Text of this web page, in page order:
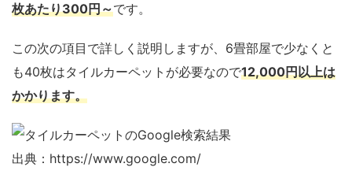
枚あたり300円～です。
この次の項目で詳しく説明しますが、6畳部屋で少なくと
も40枚はタイルカーペットが必要なので12,000円以上は
かかります。
出典：https://www.google.com/